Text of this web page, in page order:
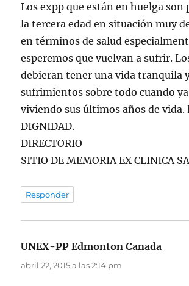
Los expp que están en huelga son
la tercera edad en situación muy
en términos de salud
esperemos que vuelvan a sufrir.
debieran tener una vida tranquila
sufrimientos sobre todo cuando
viviendo sus últimos años de vida.
DIGNIDAD.
DIRECTORIO
SITIO DE MEMORIA EX CLINICA
Responder
UNEX-PP Edmonton Canada
abril 22, 2015 a las 2:14 pm